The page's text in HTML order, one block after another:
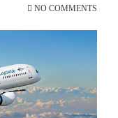
NO COMMENTS